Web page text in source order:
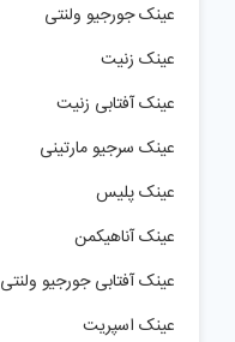
عینک جورجیو ولنتی
عینک زنیت
عینک آفتابی زنیت
عینک سرجیو مارتینی
عینک پلیس
عینک آناهیکمن
عینک آفتابی جورجیو ولنتی
عینک اسپریت